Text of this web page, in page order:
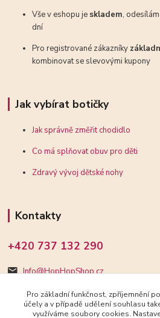
Vše v eshopu je skladem,
dní
Pro registrované zákazníky
kombinovat se slevovými kupony
Jak vybírat botičky
Jak správně změřit chodidlo
Co má splňovat obuv pro děti
Zdravý vývoj dětské nohy
Kontakty
+420 737 132 290
Info@HopHopShop.cz
Pro základní funkčnost, zpříjemnění
účely a v případě udělení souhlasu
využíváme soubory cookies.